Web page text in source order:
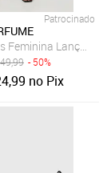
Patrocinado
Feminina Lança
- 50%
no Pix